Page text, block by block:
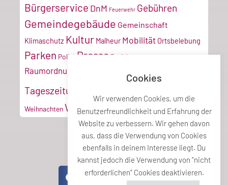
Bürgerservice DnM Feuerwehr Gebühren
Gemeindegebäude Gemeinschaft
Klimaschutz Kultur Malheur Mobilität Ortsbelebung
Parken Poller Presse Projektmanagement
Raumordnung
Tageszeitung
WeihnachtenWirtschaft
Teile diesen Beitrag
Cookies
Wir verwenden Cookies, um die
Benutzerfreundlichkeit und Erfahrung der
Website zu verbessern. Wir gehen davon
aus, dass die Verwendung von Cookies
ebenfalls in deinem Interesse liegt. Du
kannst jedoch die Verwendung von "nicht
erforderlichen" Cookies deaktivieren.